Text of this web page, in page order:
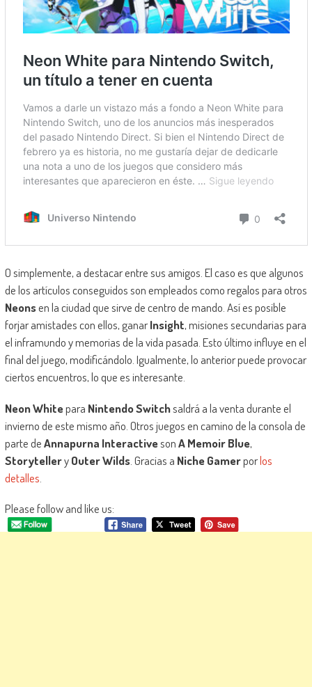
O simplemente, a destacar entre sus amigos. El caso es que algunos
de los artículos conseguidos son empleados como regalos para otros
Neonsen la ciudad que sirve de centro de mando. Así es posible
forjar amistades con ellos, ganarInsight, misiones secundarias para
el inframundo y memorias de la vida pasada. Esto último influye en el
final del juego, modificándolo. Igualmente, lo anterior puede provocar
ciertos encuentros, lo que es interesante.
Neon Whitepara Nintendo Switchsaldrá a la venta durante el
invierno de este mismo año. Otros juegos en camino de la consola de
parte deAnnapurna InteractivesonA Memoir Blue,
StorytelleryOuter Wilds. Gracias a Niche Gamerporlos
detalles
Please follow and like us: